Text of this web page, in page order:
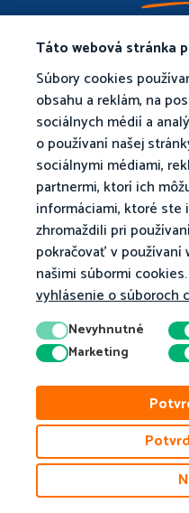
Táto webová stránka
Súbory cookies
obsahu a reklám, na
sociálnych médií a
o používaní našej
sociálnymi médiami,
partnermi, ktorí ich
informáciami, ktoré
zhromaždili pri
pokračovať v
našimi súbormi cookies.
vyhlásenie o súboroch
Nevyhnutné
Marketing
© 2026 Matific.
Súkromie
Zásady